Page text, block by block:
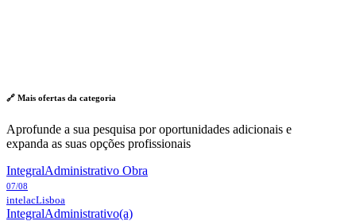
🔗 Mais ofertas da categoria
Aprofunde a sua pesquisa por oportunidades adicionais e
expanda as suas opções profissionais
IntegralAdministrativo Obra
07/08
intelacLisboa
IntegralAdministrativo(a)